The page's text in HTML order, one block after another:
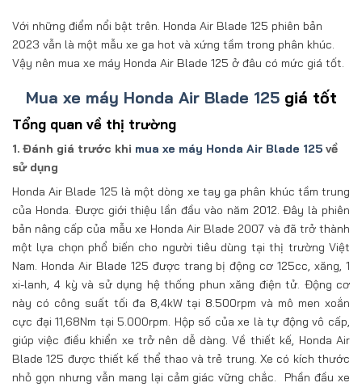
Với những điểm nổi bật trên. Honda Air Blade 125 phiên bản
2023 vẫn là một mẫu xe ga hot và xứng tầm trong phân khúc.
Vậy nên mua xe máy Honda Air Blade 125 ở đâu có mức giá tốt.
Mua xe máy Honda Air Blade 125giá tốt
Tổng quan về thị trường
1. Đánh giá trước khi mua xe máy Honda Air Blade 125 về
sử dụng
Honda Air Blade 125 là một dòng xe tay ga phân khúc tầm trung
của Honda. Được giới thiệu lần đầu vào năm 2012. Đây là phiên
bản nâng cấp của mẫu xe Honda Air Blade 2007 và đã trở thành
một lựa chọn phổ biến cho người tiêu dùng tại thị trường Việt
Nam. Honda Air Blade 125 được trang bị động cơ 125cc, xăng, 1
xi-lanh, 4 kỳ và sử dụng hệ thống phun xăng điện tử. Động cơ
này có công suất tối đa 8,4kW tại 8.500rpm và mô men xoắn
cực đại 11,68Nm tại 5.000rpm. Hộp số của xe là tự động vô cấp,
giúp việc điều khiển xe trở nên dễ dàng. Về thiết kế, Honda Air
Blade 125 được thiết kế thể thao và trẻ trung. Xe có kích thước
nhỏ gọn nhưng vẫn mang lại cảm giác vững chắc. Phần đầu xe